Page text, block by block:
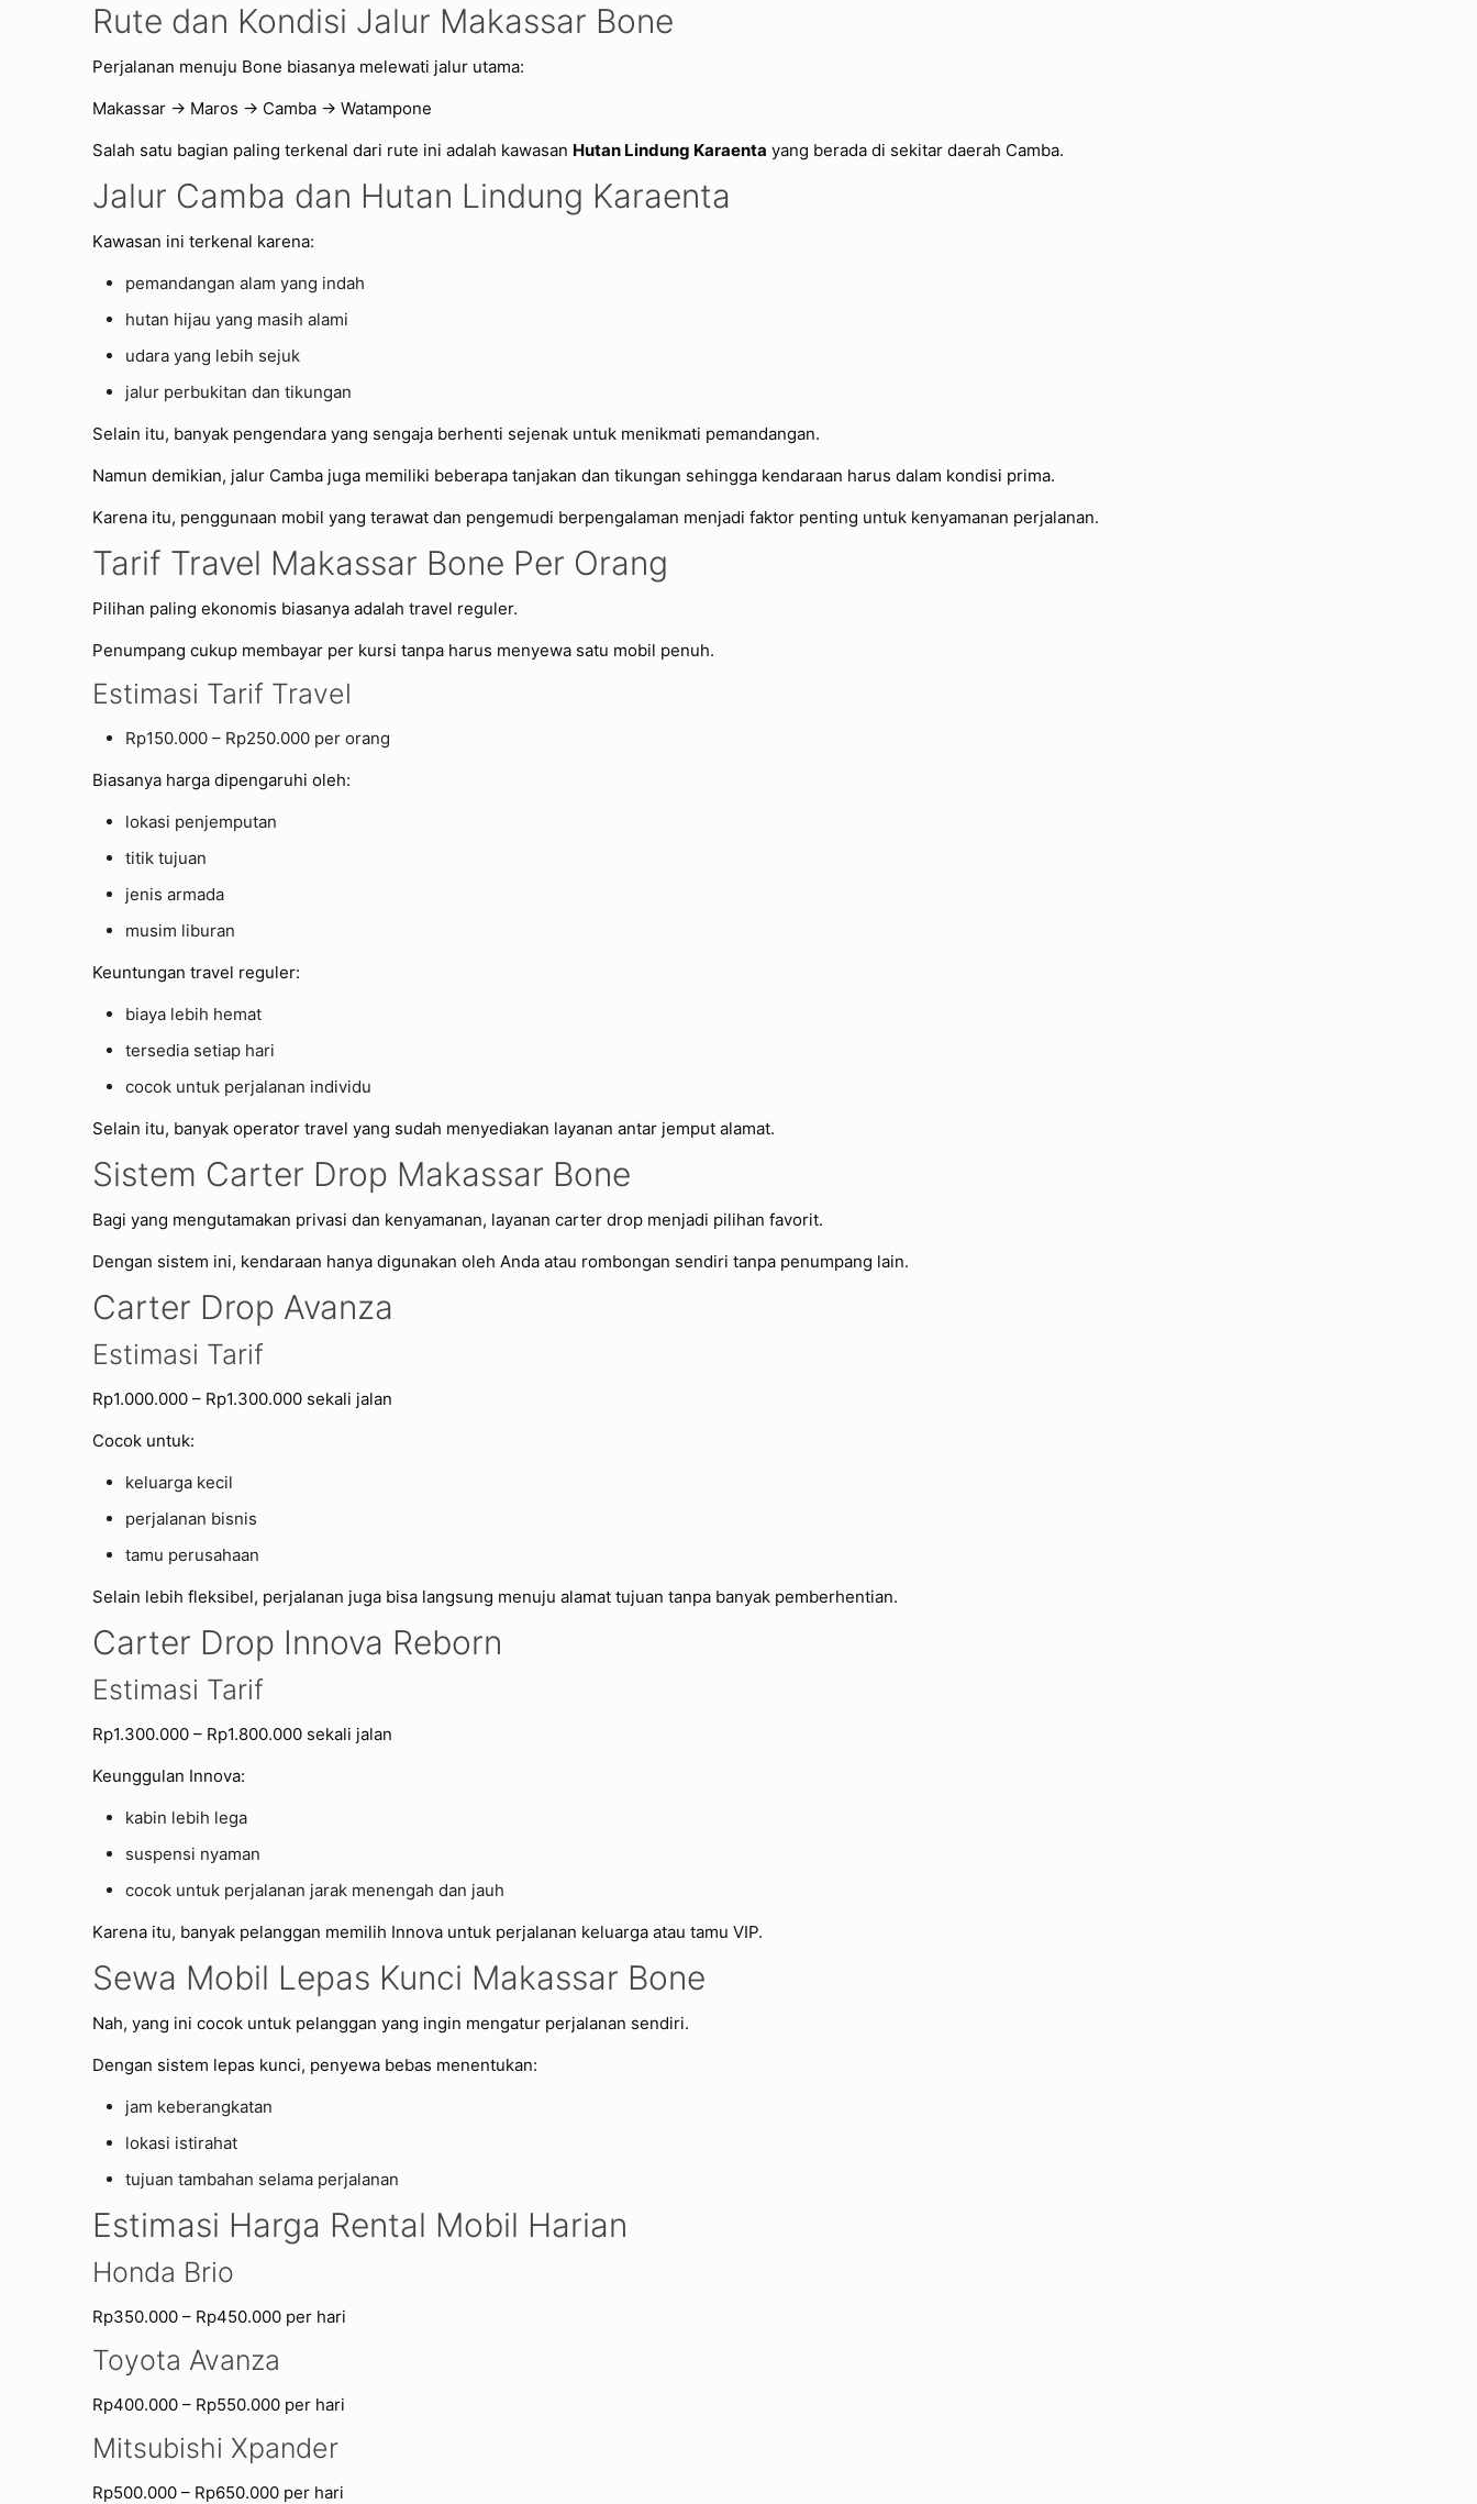
Rute dan Kondisi Jalur Makassar Bone
Perjalanan menuju Bone biasanya melewati jalur utama:
Makassar → Maros → Camba → Watampone
Salah satu bagian paling terkenal dari rute ini adalah kawasan Hutan Lindung Karaenta yang berada di sekitar daerah Camba.
Jalur Camba dan Hutan Lindung Karaenta
Kawasan ini terkenal karena:
pemandangan alam yang indah
hutan hijau yang masih alami
udara yang lebih sejuk
jalur perbukitan dan tikungan
Selain itu, banyak pengendara yang sengaja berhenti sejenak untuk menikmati pemandangan.
Namun demikian, jalur Camba juga memiliki beberapa tanjakan dan tikungan sehingga kendaraan harus dalam kondisi prima.
Karena itu, penggunaan mobil yang terawat dan pengemudi berpengalaman menjadi faktor penting untuk kenyamanan perjalanan.
Tarif Travel Makassar Bone Per Orang
Pilihan paling ekonomis biasanya adalah travel reguler.
Penumpang cukup membayar per kursi tanpa harus menyewa satu mobil penuh.
Estimasi Tarif Travel
Rp150.000 – Rp250.000 per orang
Biasanya harga dipengaruhi oleh:
lokasi penjemputan
titik tujuan
jenis armada
musim liburan
Keuntungan travel reguler:
biaya lebih hemat
tersedia setiap hari
cocok untuk perjalanan individu
Selain itu, banyak operator travel yang sudah menyediakan layanan antar jemput alamat.
Sistem Carter Drop Makassar Bone
Bagi yang mengutamakan privasi dan kenyamanan, layanan carter drop menjadi pilihan favorit.
Dengan sistem ini, kendaraan hanya digunakan oleh Anda atau rombongan sendiri tanpa penumpang lain.
Carter Drop Avanza
Estimasi Tarif
Rp1.000.000 – Rp1.300.000 sekali jalan
Cocok untuk:
keluarga kecil
perjalanan bisnis
tamu perusahaan
Selain lebih fleksibel, perjalanan juga bisa langsung menuju alamat tujuan tanpa banyak pemberhentian.
Carter Drop Innova Reborn
Estimasi Tarif
Rp1.300.000 – Rp1.800.000 sekali jalan
Keunggulan Innova:
kabin lebih lega
suspensi nyaman
cocok untuk perjalanan jarak menengah dan jauh
Karena itu, banyak pelanggan memilih Innova untuk perjalanan keluarga atau tamu VIP.
Sewa Mobil Lepas Kunci Makassar Bone
Nah, yang ini cocok untuk pelanggan yang ingin mengatur perjalanan sendiri.
Dengan sistem lepas kunci, penyewa bebas menentukan:
jam keberangkatan
lokasi istirahat
tujuan tambahan selama perjalanan
Estimasi Harga Rental Mobil Harian
Honda Brio
Rp350.000 – Rp450.000 per hari
Toyota Avanza
Rp400.000 – Rp550.000 per hari
Mitsubishi Xpander
Rp500.000 – Rp650.000 per hari